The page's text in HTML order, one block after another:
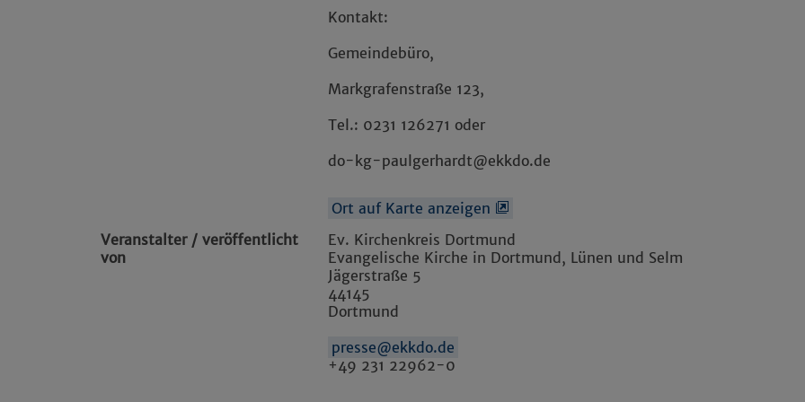
Kontakt:
Gemeindebüro,
Markgrafenstraße 123,
Tel.: 0231 126271 oder
do-kg-paulgerhardt@ekkdo.de
Ort auf Karte anzeigen
Veranstalter / veröffentlicht
von
Ev. Kirchenkreis Dortmund
Evangelische Kirche in Dortmund, Lünen und Selm
Jägerstraße 5
44145
Dortmund
presse@ekkdo.de
+49 231 22962-0